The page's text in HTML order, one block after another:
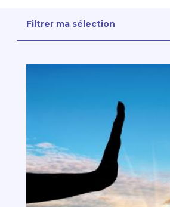
Filtrer ma sélection